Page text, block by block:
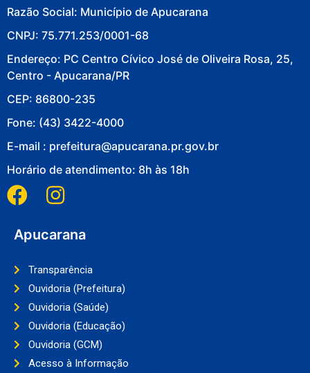
Razão Social: Município de Apucarana
CNPJ: 75.771.253/0001-68
Endereço: PC Centro Cívico José de Oliveira Rosa, 25,
Centro - Apucarana/PR
CEP: 86800-235
Fone: (43) 3422-4000
E-mail : prefeitura@apucarana.pr.gov.br
Horário de atendimento: 8h às 18h
Apucarana
Transparência
Ouvidoria (Prefeitura)
Ouvidoria (Saúde)
Ouvidoria (Educação)
Ouvidoria (GCM)
Acesso à Informação